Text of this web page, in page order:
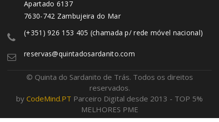
Apartado 6137
7630-742 Zambujeira do Mar
(+351) 926 153 405 (chamada p/ rede móvel nacional)
reservas@quintadosardanito.com
© Quinta do Sardanito de Trás. Todos os direitos
reservados.
by CodeMind.PT Parceiro Digital desde 2013 - TOP 5%
MELHORES PME